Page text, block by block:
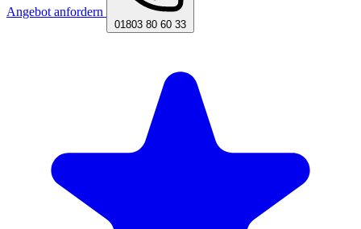
Angebot anfordern
01803 80 60 33